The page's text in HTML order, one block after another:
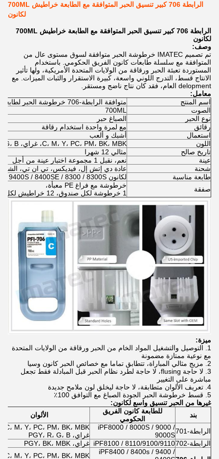
الرابطة 706 كبير تنسيق الحبر المتوافقة مع الطابعة خراطيش 700ML
لكانون
الرابطة 706 كبير تنسيق الحبر المتوافقة مع الطابعة خراطيش 700ML
لكانون
وصف:
تم تصميم IMATEC خرطوشة الحبر متوافقة لسوق مستوى عال من
المتوافقة مع سلسلة طابعات كانون الفريق الحكومي. باستخدام
المستوردة تعبئة الحبر ورقاقة من الولايات المتحدة الأمريكية، ولها تأثير
الانتاج قسط، التدرج اللوني واسعة، كبيرة الاستقرار والثبات الميزات. مع
delopment العام، فقد كان نتاج ناضج ومستقر.
معامل:
اسم المنتج
متوافقة الرابطة-706 خرطوشة الحبر لطابعة كانون
الصوت
700ML
نوع الحبر
الصباغ حبر
رقائق
مع لمرة واحدة استخدام رقاقة
استعمال
أشبك و ألعب
اللون
C، M، Y، PC، PM، BK، MBK، غراي، PGY، R، G، B
تاريخ صالح
مثالي 12 شهرا
عينة
نعم، نقبل 1 مجموعة اختبار عينة من أجل
شحنة
عادة دي إتش إل، فيديكس، تي ان تي،
طابعة مناسبة
لكانون iPF8400 / 8400s / 9400 / 9400S / 8400SE / 8300 / 8300S
صفقة
خرطوشة مع فراغ PE معبأة،
1 خرطوشة لكل صندوق، 12 خراطيش لكل كارتون
ميزة:
1. التوصيل والتشغيل المواد الخام من الحبر ورقاقة من الولايات المتحدة
مع نوعية ممتازة مضمونة
2. مزيج مثالي المباراة، تتطابق تماما مع خصائص الحبر كانون وسيا
3. لا حاجة flusing، لا حاجة لطرد نظام الحبر قبل المبادلة فقط تجعل
مباشرة على التغيير
4. تعريف الألوان متطابقة، لا حاجة ليخلق لون ملامح جديدة
5. قسط خرطوشة الحبر الجودة الصباغ مع التوافق 100٪
غيرها من الحبر تنسيق واسع لكانون:
بند
للطابعة كانون الفريق
الحكومي
الألوان
الرابطة-701
iPF8000 / 8000S / 9000 /
9000S
غراي، PGY، R، G، B
الرابطة-702
iPF8100 / 8110/9100/9110 غراي، PGY، BK، MBK
iPF8400 / 8400s / 9400 /